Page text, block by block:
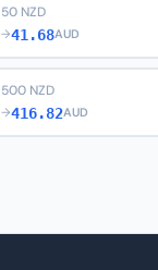
50 NZD
→41.68AUD
500 NZD
→416.82AUD